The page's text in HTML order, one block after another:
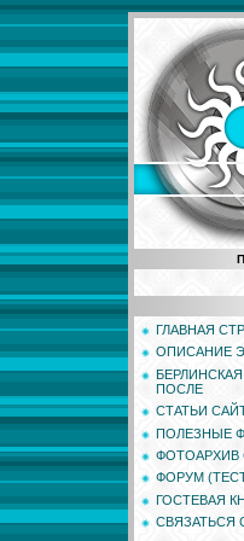
ГЛАВНАЯ
ОПИСАНИЕ
ПОСЛЕ
СТАТЬИ
ПОЛЕЗНЫЕ
ФОТОАРХИВ
ФОРУМ
ГОСТЕВАЯ
СВЯЗАТЬСЯ